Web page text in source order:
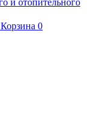
Корзина 0